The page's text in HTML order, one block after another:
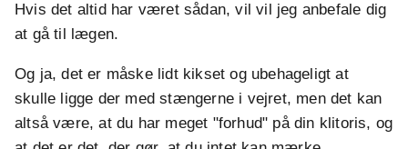
Hvis det altid har været sådan, vil vil jeg anbefale dig
at gå til lægen.
Og ja, det er måske lidt kikset og ubehageligt at
skulle ligge der med stængerne i vejret, men det kan
altså være, at du har meget "forhud" på din klitoris, og